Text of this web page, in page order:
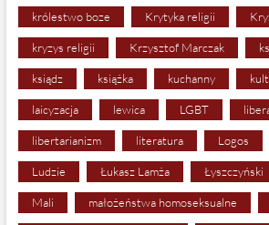
królestwo boze Krytyka religii
kryzys religii Krzysztof Marczak
ksiądz książka kuchanny
laicyzacja lewica LGBT
libertarianizm literatura Logos
Ludzie Łukasz Lamża Łyszczyński
Mali małożeństwa homoseksualne